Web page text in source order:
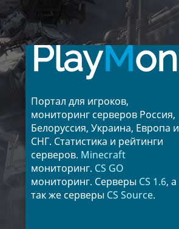
PlayMon
Портал для игроков,
мониторинг серверов Россия,
Белоруссия, Украина, Европа и
СНГ. Статистика и рейтинги
серверов. Minecraft
мониторинг. CS GO
мониторинг. Серверы CS 1.6, а
так же серверы CS Source.